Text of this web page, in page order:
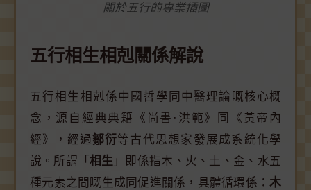
關於五行的專業插圖
五行相生相剋關係解說
五行相生相剋係中國哲學同中醫理論嘅核心概
念，源自經典典籍《尚書·洪範》同《黃帝內
經》，經過鄒衍等古代思想家發展成系統化學
說。所謂「 相生 」即係指木、火、土、金、水五
種元素之間嘅生成同促進關係，具體循環係： 木